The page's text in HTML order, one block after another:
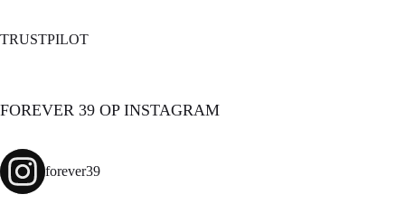
TRUSTPILOT
FOREVER 39 OP INSTAGRAM
forever39